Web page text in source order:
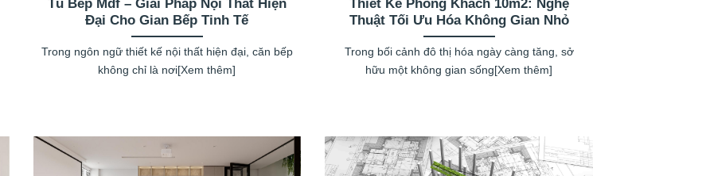
Tủ Bếp Mdf – Giải Pháp Nội Thất Hiện
Đại Cho Gian Bếp Tinh Tế
Trong ngôn ngữ thiết kế nội thất hiện đại, căn bếp
không chỉ là nơi[Xem thêm]
Thiết Kế Phòng Khách 10m2: Nghệ
Thuật Tối Ưu Hóa Không Gian Nhỏ
Trong bối cảnh đô thị hóa ngày càng tăng, sở
hữu một không gian sống[Xem thêm]